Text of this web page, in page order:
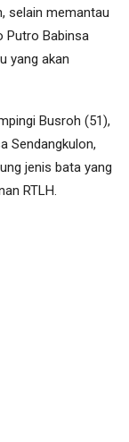
selain memantau
Putro Babinsa
yang akan
Busroh (51),
Sendangkulon,
jenis bata yang
RTLH.